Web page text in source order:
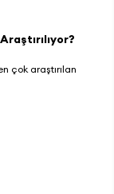
çok araştırılan